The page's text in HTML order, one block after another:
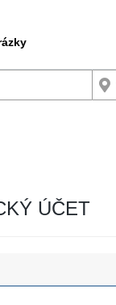
ÚČET